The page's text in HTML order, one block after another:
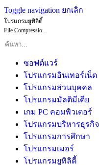
Toggle navigation ยกเลิก
โปรแกรมยูทิลิตี้
File Compressio...
ซอฟต์แวร์
โปรแกรมอินเทอร์เน็ต
โปรแกรมส่วนบุคคล
โปรแกรมมัลติมีเดีย
เกม PC คอมพิวเตอร์
โปรแกรมบริหารธุรกิจ
โปรแกรมการศึกษา
โปรแกรมเมอร์
โปรแกรมยูทิลิตี้